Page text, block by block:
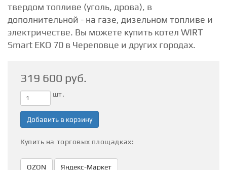
твердом топливе (уголь, дрова), в
дополнительной - на газе, дизельном топливе и
электричестве. Вы можете купить котел WIRT
Smart EKO 70 в Череповце и других городах.
319 600 руб.
шт.
Добавить в корзину
Купить на торговых площадках:
OZON Яндекc-Маркет